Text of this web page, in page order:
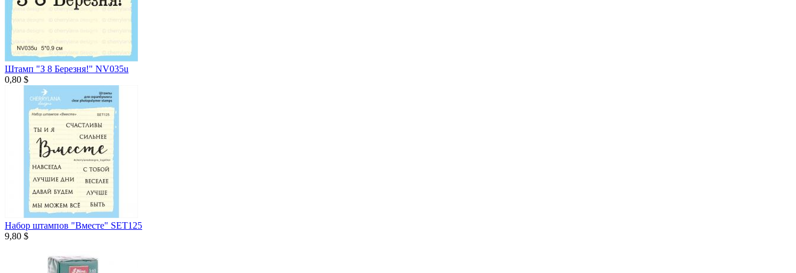
Штамп "З 8 Березня!" NV035u
0,80 $
Набор штампов "Вместе" SET125
9,80 $